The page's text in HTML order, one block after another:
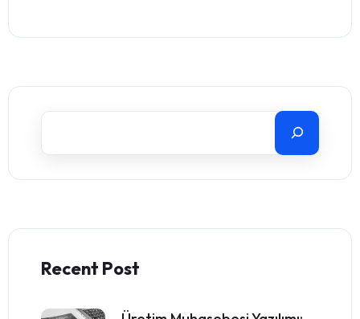
Recent Post